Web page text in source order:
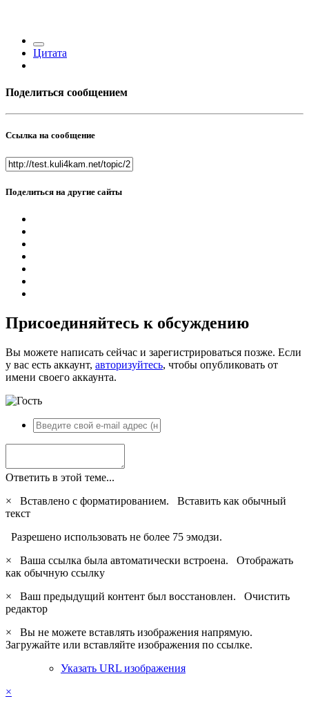
Цитата
Поделиться сообщением
Ссылка на сообщение
Поделиться на другие сайты
Присоединяйтесь к обсуждению
Вы можете написать сейчас и зарегистрироваться позже. Если
у вас есть аккаунт, авторизуйтесь, чтобы опубликовать от
имени своего аккаунта.
Ответить в этой теме...
×
Вставлено с форматированием. Вставить как обычный
текст
Разрешено использовать не более 75 эмодзи.
×
Ваша ссылка была автоматически встроена. Отображать
как обычную ссылку
×
Ваш предыдущий контент был восстановлен. Очистить
редактор
×
Вы не можете вставлять изображения напрямую.
Загружайте или вставляйте изображения по ссылке.
Указать URL изображения
×